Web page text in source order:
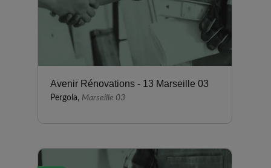
Avenir Rénovations - 13 Marseille 03
Pergola, Marseille 03